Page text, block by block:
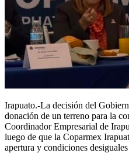
Irapuato.-La decisión del
donación de un terreno para la
Coordinador Empresarial de
luego de que la Coparmex
apertura y condiciones